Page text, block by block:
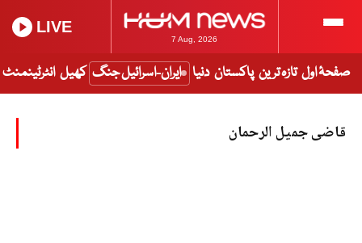
7 Aug, 2026
LIVE
صفحۂ اول تازہ ترین پاکستان دنیا ایران-اسرائیل جنگ کھیل انٹرٹینمنٹ
قاضی جمیل الرحمان